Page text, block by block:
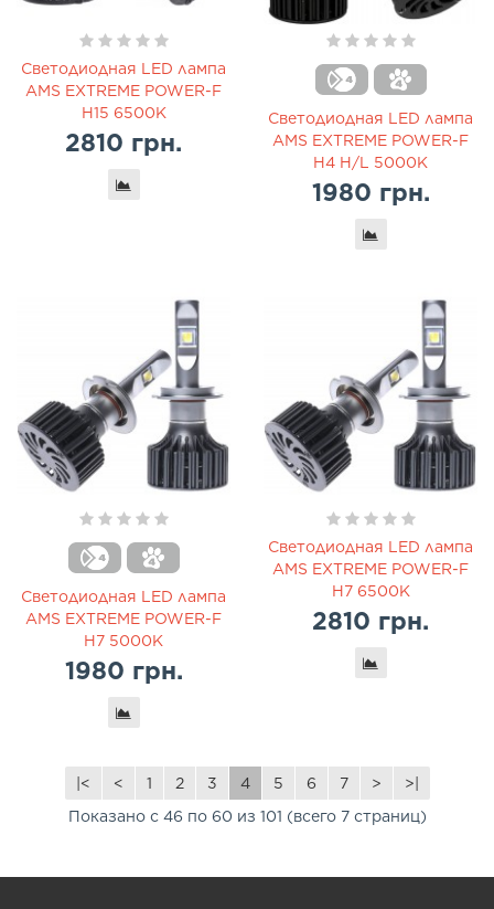
Светодиодная LED лампа
AMS EXTREME POWER-F
H15 6500K
2810 грн.
Светодиодная LED лампа
AMS EXTREME POWER-F
H4 H/L 5000K
1980 грн.
Светодиодная LED лампа
AMS EXTREME POWER-F
H7 5000K
1980 грн.
Светодиодная LED лампа
AMS EXTREME POWER-F
H7 6500K
2810 грн.
|< < 1 2 3 4 5 6 7 >
>|
Показано с 46 по 60 из 101 (всего 7 страниц)